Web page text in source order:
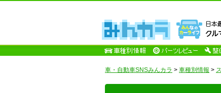
車・自動車SNSみんカラ > 車種別情報 >